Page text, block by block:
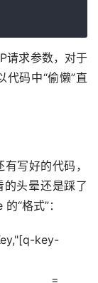
请求参数，对于
代码中“偷懒”直
写好的代码，
头晕还是踩了
“格式”：
key-
=